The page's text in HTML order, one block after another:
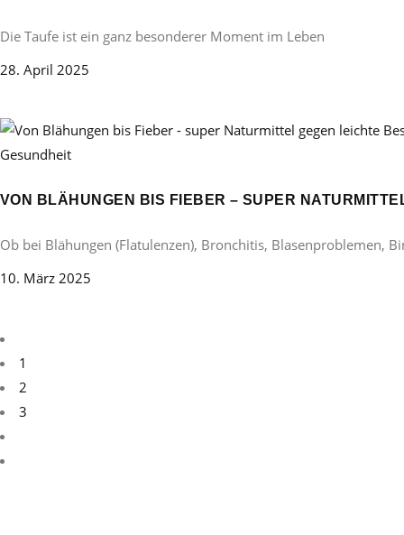
Die Taufe ist ein ganz besonderer Moment im Leben
28. April 2025
Gesundheit
VON BLÄHUNGEN BIS FIEBER – SUPER
Ob bei Blähungen (Flatulenzen), Bronchitis, Blasenproblemen,
10. März 2025
1
2
3